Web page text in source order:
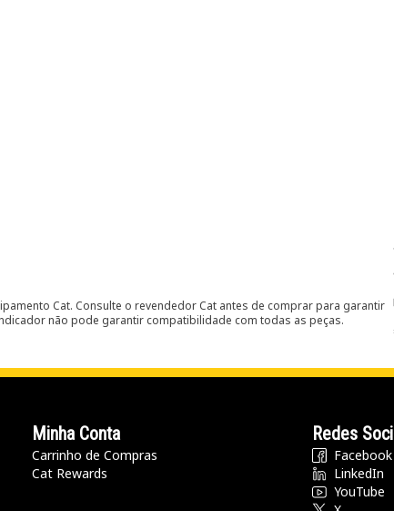
Cat. Consulte o revendedor Cat antes de comprar para garantir
não pode garantir compatibilidade com todas as peças.
Minha Conta
Carrinho de Compras
Cat Rewards
Redes
Facebook
LinkedIn
YouTube